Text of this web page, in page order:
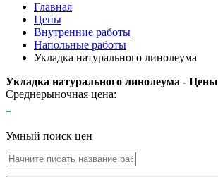
Главная
Цены
Внутренние работы
Напольные работы
Укладка натурального линолеума
Укладка натурального линолеума - Цены
Среднерыночная цена:
-
Умный поиск цен